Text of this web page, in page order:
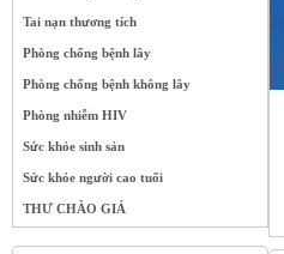
Tai nạn thương tích
Phòng chống bệnh lây
Phòng chống bệnh không lây
Phòng nhiễm HIV
Sức khỏe sinh sản
Sức khỏe người cao tuổi
THƯ CHÀO GIÁ